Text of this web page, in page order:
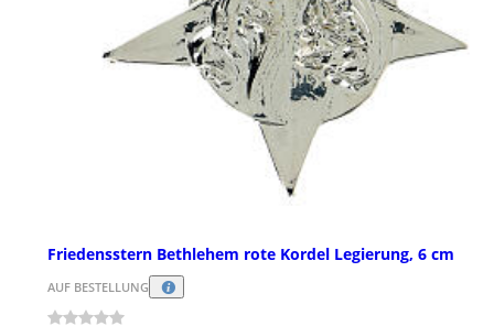
Friedensstern Bethlehem rote Kordel Legierung, 6 cm
AUF BESTELLUNG